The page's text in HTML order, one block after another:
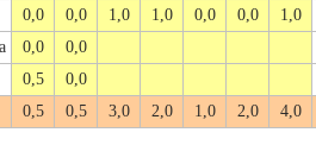
0,0 0,0 1,0 1,0 0,0 0,0 1,0
0,0 0,0
0,5 0,0
0,5
0,5 3,0 2,0 1,0 2,0 4,0